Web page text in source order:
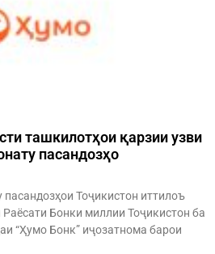
ташкилотҳои қарзии узви
пасандозҳо
пасандозҳои Тоҷикистон иттилоъ
Бонки миллии Тоҷикистон ба
“Ҳумо Бонк” иҷозатнома барои